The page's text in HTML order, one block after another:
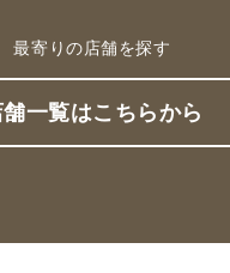
最寄りの店舗を探す
舗一覧はこちらから